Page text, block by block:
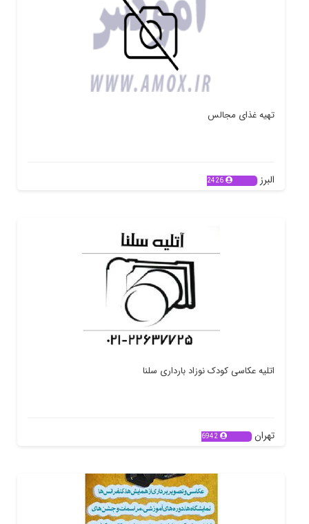
تهیه غذای مجالس
البرز 2426
اتلیه عکاسی کودک نوزاد بارداری سلنا
تهران 6942